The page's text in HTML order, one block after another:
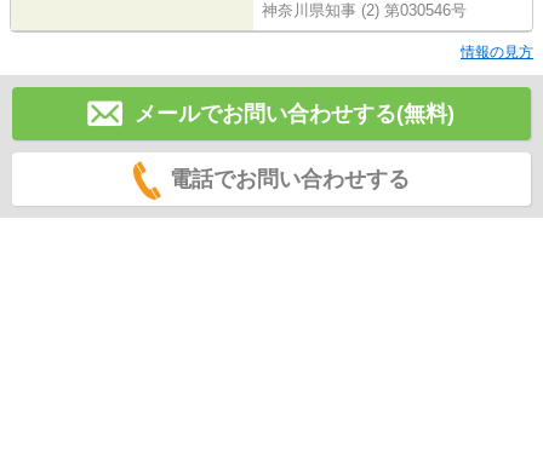
神奈川県知事 (2) 第030546号
情報の見方
メールでお問い合わせする(無料)
電話でお問い合わせする